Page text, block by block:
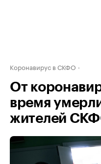
Коронавирус в СКФО
От
время
жителей